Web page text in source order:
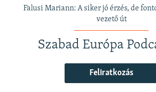
Falusi Mariann: A siker jó érzés, de
vezető út
Szabad Európa
Feliratkozás